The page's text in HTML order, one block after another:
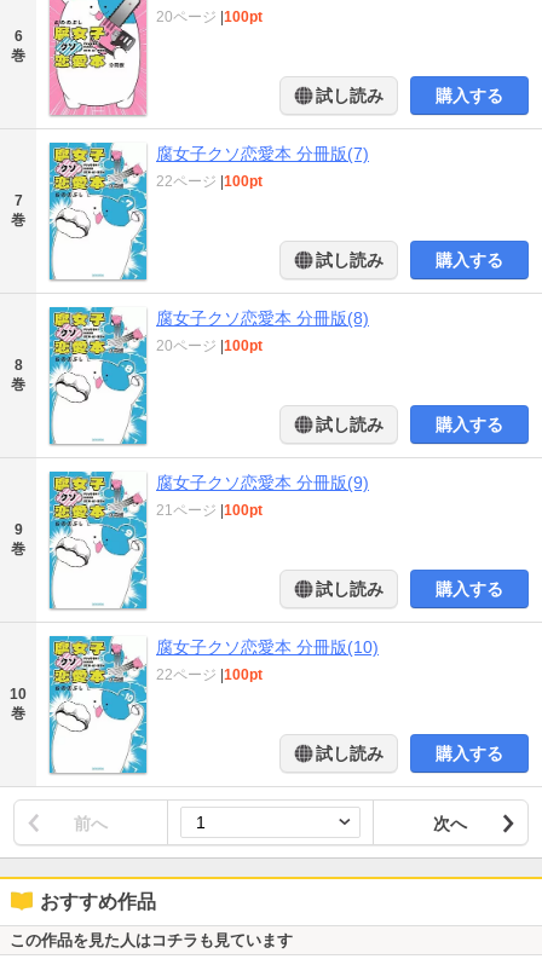
6
巻
20ページ 100pt
試し読み 購入する
7
巻
腐女子クソ恋愛本 分冊版(7)
22ページ 100pt
試し読み 購入する
8
巻
腐女子クソ恋愛本 分冊版(8)
20ページ 100pt
試し読み 購入する
9
巻
腐女子クソ恋愛本 分冊版(9)
21ページ 100pt
試し読み 購入する
10
巻
腐女子クソ恋愛本 分冊版(10)
22ページ 100pt
試し読み 購入する
前へ 次へ
おすすめ作品
この作品を見た人はコチラも見ています